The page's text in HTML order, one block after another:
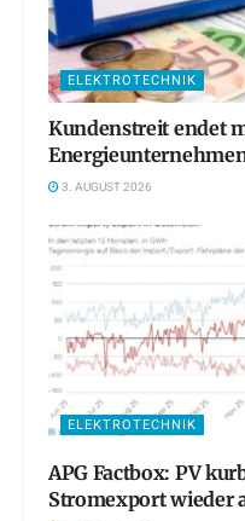
ELEKTROTECHNIK
Kundenstreit endet
3. AUGUST 2026
ELEKTROTECHNIK
APG Factbox: PV
Stromexport wieder